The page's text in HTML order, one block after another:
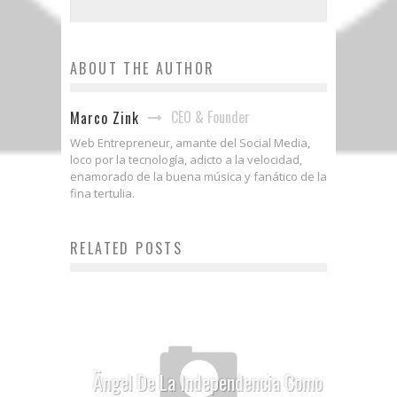
ABOUT THE AUTHOR
Marco Zink CEO & Founder
Web Entrepreneur, amante del Social Media,
loco por la tecnología, adicto a la velocidad,
enamorado de la buena música y fanático de la
fina tertulia.
RELATED POSTS
Ãngel De La Independencia Como